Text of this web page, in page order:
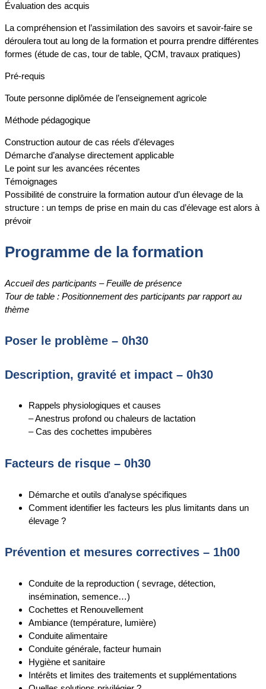
Évaluation des acquis
La compréhension et l’assimilation des savoirs et savoir-faire se
déroulera tout au long de la formation et pourra prendre différentes
formes (étude de cas, tour de table, QCM, travaux pratiques)
Pré-requis
Toute personne diplômée de l’enseignement agricole
Méthode pédagogique
Construction autour de cas réels d’élevages
Démarche d’analyse directement applicable
Le point sur les avancées récentes
Témoignages
Possibilité de construire la formation autour d’un élevage de la
structure : un temps de prise en main du cas d’élevage est alors à
prévoir
Programme de la formation
Accueil des participants – Feuille de présence
Tour de table : Positionnement des participants par rapport au
thème
Poser le problème – 0h30
Description, gravité et impact – 0h30
Rappels physiologiques et causes
– Anestrus profond ou chaleurs de lactation
– Cas des cochettes impubères
Facteurs de risque – 0h30
Démarche et outils d’analyse spécifiques
Comment identifier les facteurs les plus limitants dans un
élevage ?
Prévention et mesures correctives – 1h00
Conduite de la reproduction ( sevrage, détection,
insémination, semence…)
Cochettes et Renouvellement
Ambiance (température, lumière)
Conduite alimentaire
Conduite générale, facteur humain
Hygiène et sanitaire
Intérêts et limites des traitements et supplémentations